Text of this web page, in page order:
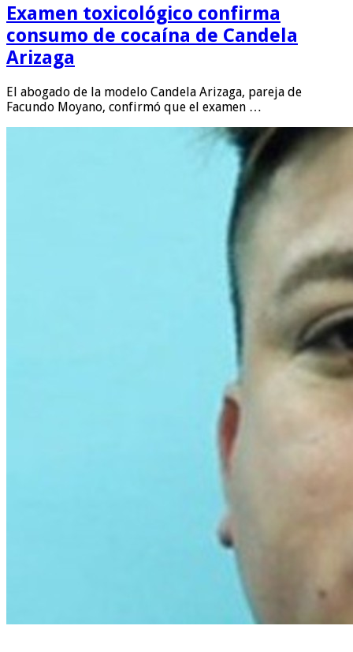
Examen toxicológico confirma
consumo de cocaína de Candela
Arizaga
El abogado de la modelo Candela Arizaga, pareja de
Facundo Moyano, confirmó que el examen …